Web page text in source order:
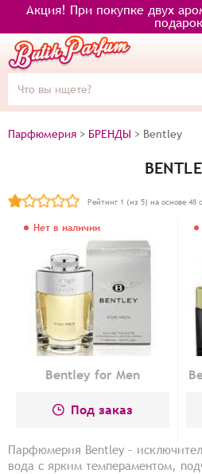
Акция! При покупке двух
подарок
Парфюмерия > БРЕНДЫ > Bentley
Рейтинг 1 (из 5) на основе 48
Нет в наличии
Bentley for Men
Под заказ
Парфюмерия Bentley –
вода с ярким темпераментом,